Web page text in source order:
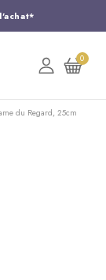
15
même !
0
du Regard, 25cm